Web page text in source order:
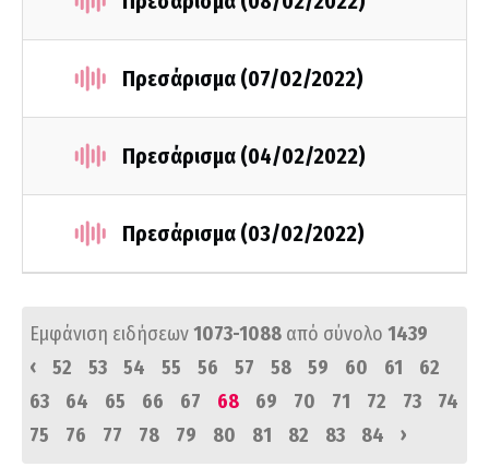
Πρεσάρισμα (07/02/2022)
Πρεσάρισμα (04/02/2022)
Πρεσάρισμα (03/02/2022)
Εμφάνιση ειδήσεων1073-1088 από σύνολο 1439
‹
52 53 54 55 56 57 58 59 60 61
62
63
64 65 66 67 68 69 70 71 72 73
74
75
76 77 78 79 80 81 82 83 84 ›